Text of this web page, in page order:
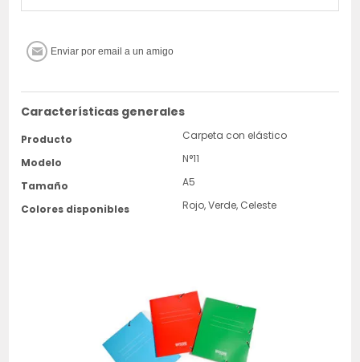
Características generales
Producto
Carpeta con elástico
Modelo
N°11
Tamaño
A5
Colores disponibles
Rojo, Verde, Celeste